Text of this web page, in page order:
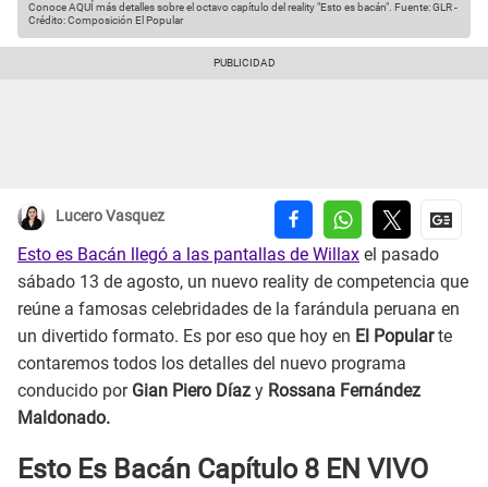
Conoce AQUÍ más detalles sobre el octavo capítulo del reality "Esto es bacán". Fuente: GLR-
Crédito: Composición El Popular
Lucero Vasquez
Esto es Bacán llegó a las pantallas de Willax el pasado
sábado 13 de agosto, un nuevo reality de competencia que
reúne a famosas celebridades de la farándula peruana en
un divertido formato. Es por eso que hoy en El Popularte
contaremos todos los detalles del nuevo programa
conducido por Gian Piero Díaz y Rossana Fernández
Maldonado.
Esto Es Bacán Capítulo 8 EN VIVO